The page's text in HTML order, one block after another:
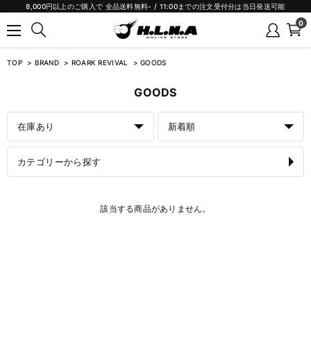
8,000円以上のご購入で 全品送料無料- / 11:00までの注文受付分は当日発送可能
0
TOP BRAND ROARK REVIVAL GOODS
GOODS
在庫あり 新着順
カテゴリーから探す
該当する商品がありません。